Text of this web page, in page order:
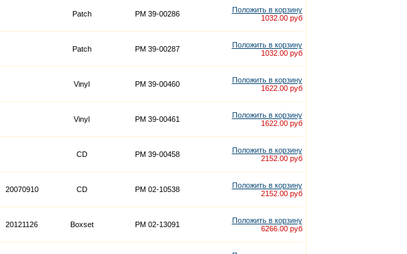
Patch PM 39-00286
Положить в корзину
1032.00 руб
Patch PM 39-00287
Положить в корзину
1032.00 руб
Vinyl PM 39-00460
Положить в корзину
1622.00 руб
Vinyl PM 39-00461
Положить в корзину
1622.00 руб
CD PM 39-00458
Положить в корзину
2152.00 руб
20070910 CD PM 02-10538
Положить в корзину
2152.00 руб
20121126 Boxset PM 02-13091
Положить в корзину
6266.00 руб